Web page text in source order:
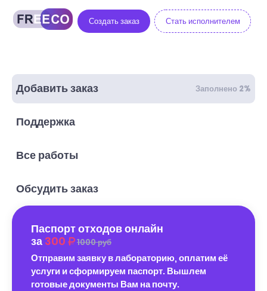
Создать заказ Стать исполнителем
Добавить заказ Заполнено 2%
Поддержка
Все работы
Обсудить заказ
Паспорт отходов онлайн
за 300 1000 руб
Отправим заявку в лабораторию, оплатим её
услуги и сформируем паспорт. Вышлем
готовые документы Вам на почту.